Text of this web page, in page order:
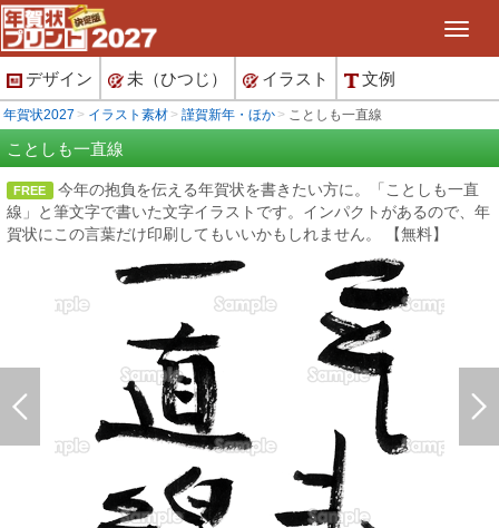
デザイン 未（ひつじ） イラスト 文例
年賀状2027 イラスト素材 謹賀新年・ほか ことしも一直線
ことしも一直線
FREE 今年の抱負を伝える年賀状を書きたい方に。「ことしも一直
線」と筆文字で書いた文字イラストです。インパクトがあるので、年
賀状にこの言葉だけ印刷してもいいかもしれません。 【無料】